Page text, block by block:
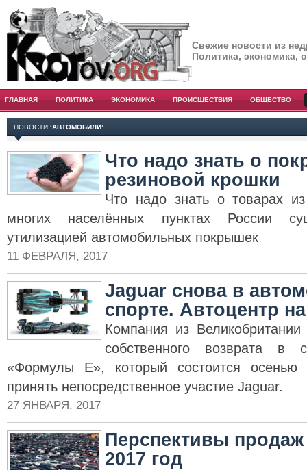
Свежие новости из
Политика, экономика,
ГЛАВНАЯ ПОЛИТИКА ЭКОНОМИКА ПРОИСШЕСТВИЯ ОБЩЕСТВО
НОВОСТИ ‘АВТОМОБИЛИ’
Что надо знать о
резиновой крошки
Что надо знать о товарах
многих населённых пунктах России
утилизацией автомобильных покрышек
11 ФЕВРАЛЯ, 2017
Jaguar снова в
спорте. Автоцентр
Компания из
собственного возврата
«Формулы Е», который состоится осенью
принять непосредственное участие Jaguar.
27 ЯНВАРЯ, 2017
Перспективы
2017 год